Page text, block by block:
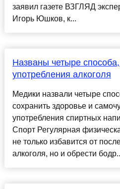
заявил газете ВЗГЛЯД
Игорь Юшков, к...
Названы четыре
употребления алкоголя
Медики назвали четыре
сохранить здоровье и
употребления спиртных
Спорт Регулярная
не только избавится от
алкоголя, но и обрести